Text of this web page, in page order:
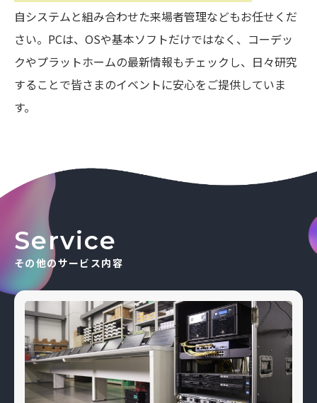
自システムと組み合わせた来場者管理などもお任せくだ
さい。PCは、OSや基本ソフトだけではなく、コーデッ
クやプラットホームの最新情報もチェックし、日々研究
することで皆さまのイベントに安心をご提供していま
す。
Service
その他のサービス内容